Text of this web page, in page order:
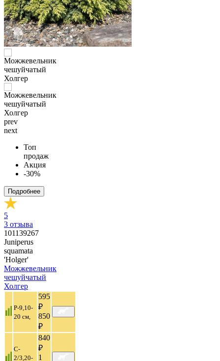
prev
next
Топ
продаж
Акция
-30%
Подробнее
5
3 отзыва
101139267
Juniperus
squamata
'Holger'
Можжевельник
чешуйчатый
Холгер
P-9,10-
20 cм,
595
₽
850
₽
C-
2/3,20-
840
₽
1